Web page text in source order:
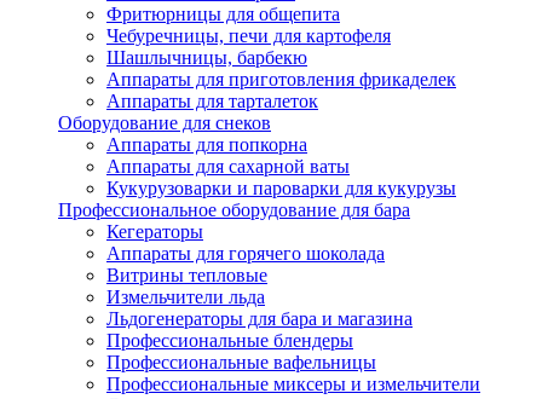
Фритюрницы для общепита
Чебуречницы, печи для картофеля
Шашлычницы, барбекю
Аппараты для приготовления фрикаделек
Аппараты для тарталеток
Оборудование для снеков
Аппараты для попкорна
Аппараты для сахарной ваты
Кукурузоварки и пароварки для кукурузы
Профессиональное оборудование для бара
Кегераторы
Аппараты для горячего шоколада
Витрины тепловые
Измельчители льда
Льдогенераторы для бара и магазина
Профессиональные блендеры
Профессиональные вафельницы
Профессиональные миксеры и измельчители